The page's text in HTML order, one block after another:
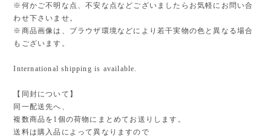
※何かご不明な点、不安な点などございましたらお気軽にお問い合
わせ下さいませ。
※商品画像は、ブラウザ環境などにより若干実物の色と異なる場合
もございます。
International shipping is available.
【同封について】
同一配送先へ、
複数商品を1個の荷物にまとめてお送りします。
送料は購入品によって異なりますので